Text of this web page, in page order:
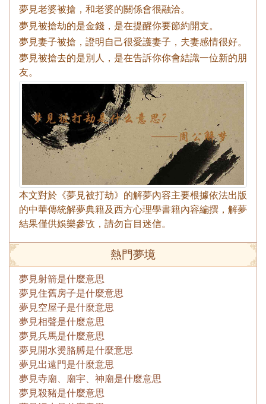
夢見老婆被搶，和老婆的關係會很融洽。
夢見被搶劫的是金錢，是在提醒你要節約開支。
夢見妻子被搶，證明自己很愛護妻子，夫妻感情很好。
夢見被搶去的是別人，是在告訴你你會結識一位新的朋
友。
本文對於《夢見被打劫》的解夢內容主要根據依法出版
的中華傳統解夢典籍及西方心理學書籍內容編撰，解夢
結果僅供娛樂參攷，請勿盲目迷信。
熱門夢境
夢見射箭是什麼意思
夢見住舊房子是什麼意思
夢見空屋子是什麼意思
夢見相聲是什麼意思
夢見兵馬是什麼意思
夢見開水燙胳膊是什麼意思
夢見出遠門是什麼意思
夢見寺廟、廟宇、神廟是什麼意思
夢見殺豬是什麼意思